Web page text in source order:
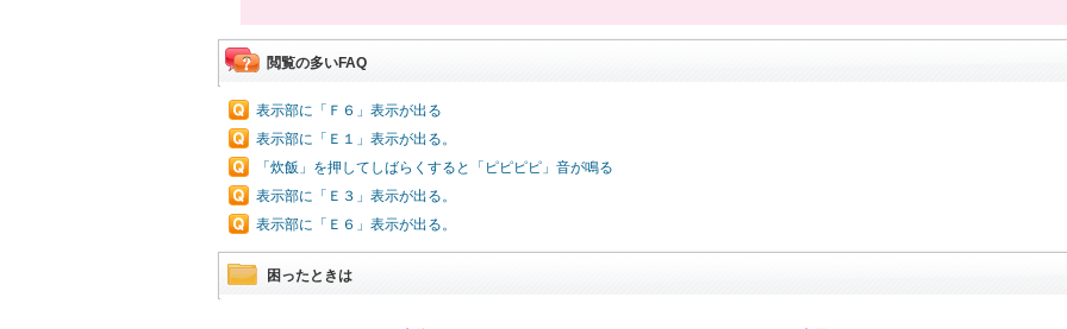
閲覧の多いFAQ
表示部に「Ｆ６」表示が出る
表示部に「Ｅ１」表示が出る。
「炊飯」を押してしばらくすると「ピピピピ」音が鳴る
表示部に「Ｅ３」表示が出る。
表示部に「Ｅ６」表示が出る。
困ったときは